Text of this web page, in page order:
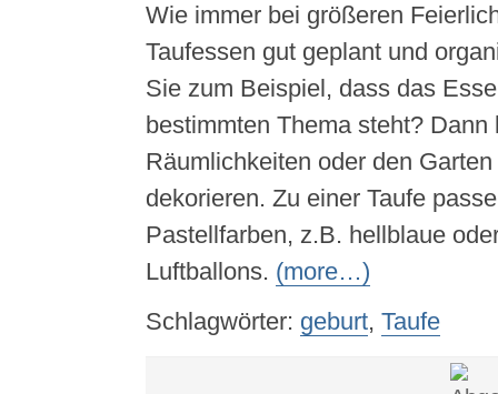
Wie immer bei größeren
Taufessen gut geplant und
Sie zum Beispiel, dass das
bestimmten Thema steht? Dann
Räumlichkeiten oder den
dekorieren. Zu einer Taufe
Pastellfarben, z.B. hellblaue
Luftballons. (more…)
Schlagwörter: geburt, Taufe